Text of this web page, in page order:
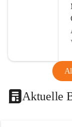
Aktuelle